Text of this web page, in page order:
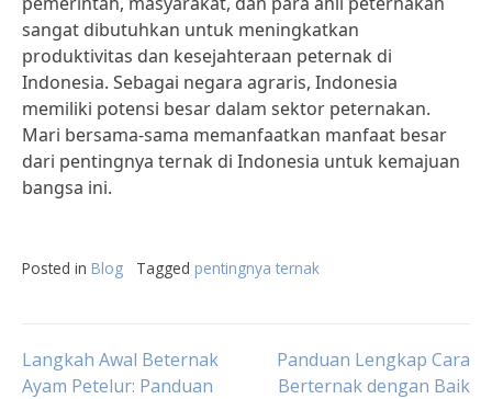
sangat dibutuhkan untuk meningkatkan
produktivitas dan kesejahteraan peternak di
Indonesia. Sebagai negara agraris, Indonesia
memiliki potensi besar dalam sektor peternakan.
Mari bersama-sama memanfaatkan manfaat besar
dari pentingnya ternak di Indonesia untuk kemajuan
bangsa ini.
Posted in Blog Tagged pentingnya ternak
Post
Langkah Awal Beternak
Ayam Petelur: Panduan
Panduan Lengkap Cara
Berternak dengan Baik